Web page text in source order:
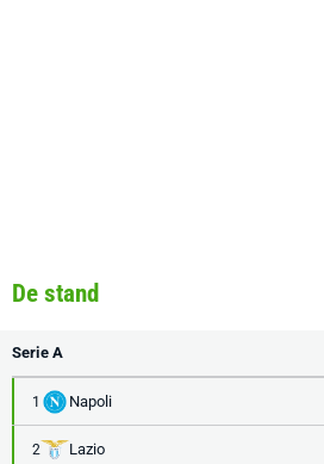
De stand
Serie A
1 Napoli
2 Lazio